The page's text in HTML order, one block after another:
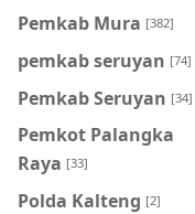
Pemkab Mura [382]
pemkab seruyan [74]
Pemkab Seruyan [34]
Pemkot Palangka
Raya [33]
Polda Kalteng [2]